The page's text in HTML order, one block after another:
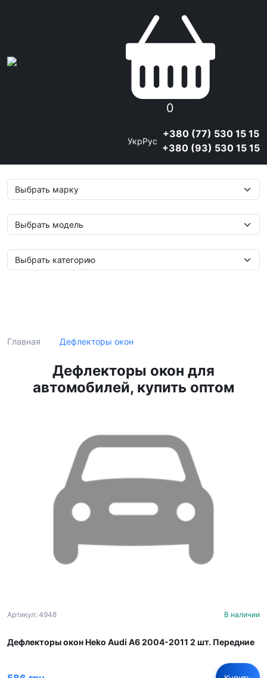
0
УкрРус
+380 (77) 530 15 15
+380 (93) 530 15 15
Главная Дефлекторы окон
Дефлекторы окон для
автомобилей, купить оптом
Артикул: 4948 В наличии
Дефлекторы окон Heko Audi A6 2004-2011 2 шт. Передние